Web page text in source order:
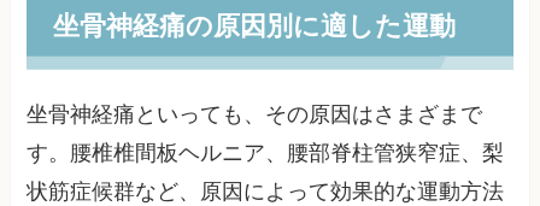
坐骨神経痛の原因別に適した運動
坐骨神経痛といっても、その原因はさまざまで
す。腰椎椎間板ヘルニア、腰部脊柱管狭窄症、梨
状筋症候群など、原因によって効果的な運動方法